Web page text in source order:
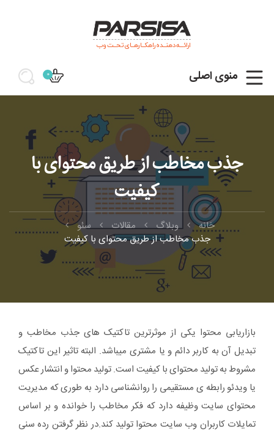
ارائـــه دهنــده راهکــارهــای تحــت وب
منوی اصلی 0
جذب مخاطب از طریق محتوای با
کیفیت
خانه وبلاگ مقالات
سئو
جذب مخاطب از طریق محتوای با کیفیت
بازاریابی محتوا یکی از موثرترین تاکتیک های جذب مخاطب و
تبدیل آن به کاربر دائم و یا مشتری میباشد. البته تاثیر این تاکتیک
مشروط به تولید محتوای با کیفیت است. تولید محتوا و انتشار عکس
یا ویدئو رابطه ی مستقیمی را روانشناسی دارد به طوری که مدیریت
محتوای سایت وظیفه دارد که فکر مخاطب را خوانده و بر اساس
تمایلات کاربران وب سایت محتوا تولید کند.در نظر گرفتن رده سنی